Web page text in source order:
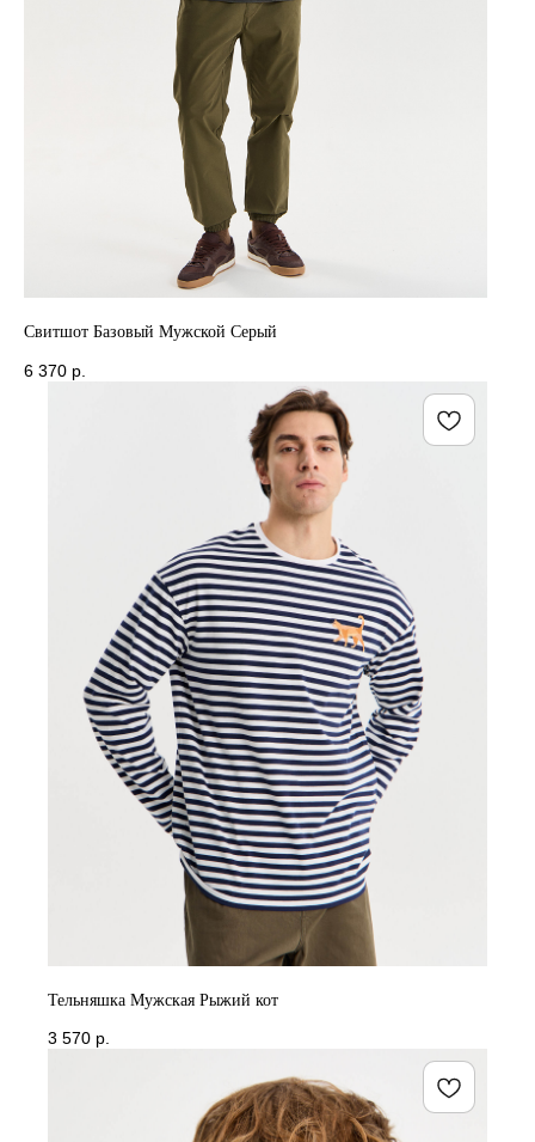
Свитшот Базовый Мужской Серый
6 370 р.
Тельняшка Мужская Рыжий кот
3 570 р.